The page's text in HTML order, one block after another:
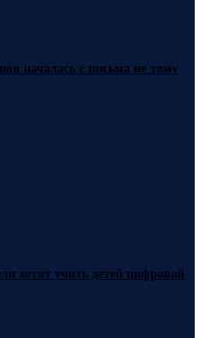
началась с письма не тому
хотят учить детей цифровой